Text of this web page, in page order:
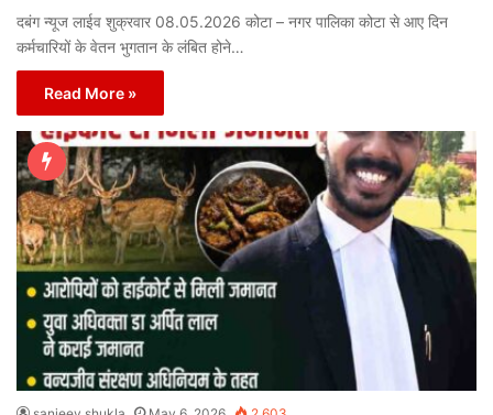
दबंग न्यूज लाईव शुक्रवार 08.05.2026 कोटा – नगर पालिका कोटा से आए दिन
कर्मचारियों के वेतन भुगतान के लंबित होने…
Read More »